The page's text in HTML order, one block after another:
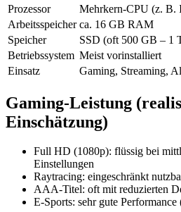
Prozessor
Mehrkern-CPU (z. B.
Arbeitsspeicher ca. 16 GB RAM
Speicher
SSD (oft 500 GB – 1
Betriebssystem Meist vorinstalliert
Einsatz
Gaming, Streaming,
Gaming-Leistung
Einschätzung)
Full HD (1080p): flüssig bei
Einstellungen
Raytracing: eingeschränkt
AAA-Titel: oft mit reduzierten
E-Sports: sehr gute